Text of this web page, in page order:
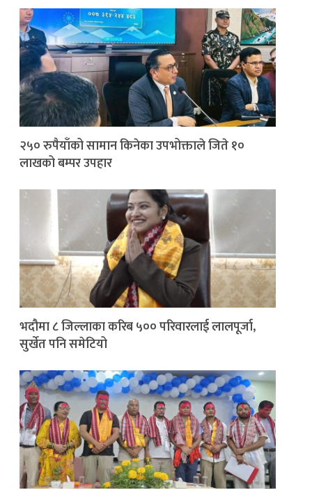
२५० रुपैयाँको सामान किनेका उपभोक्ताले जिते १०
लाखको बम्पर उपहार
भदौमा ८ जिल्लाका करिब ५०० परिवारलाई लालपूर्जा,
सुर्खेत पनि समेटियो